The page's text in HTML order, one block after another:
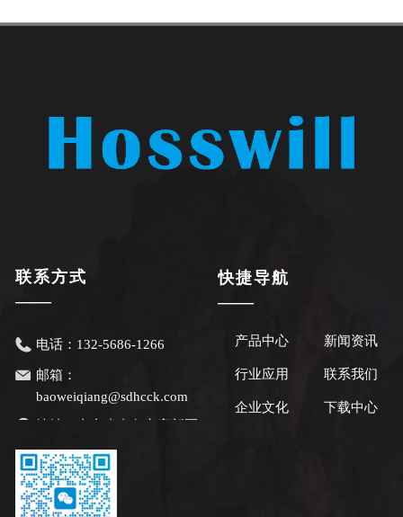
联系方式
——
电话： 132-5686-1266
邮箱：
baoweiqiang@sdhcck.com
锦汇路1号
快捷导航
——
产品中心
行业应用
企业文化
新闻资讯
联系我们
下载中心